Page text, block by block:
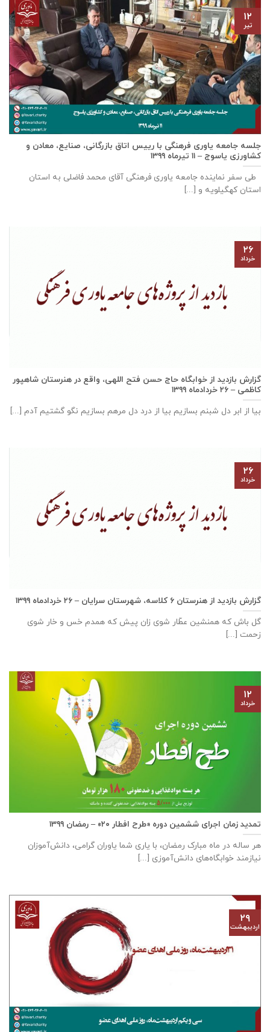
جلسه جامعه یاوری فرهنگی با رييس اتاق بازرگانی، صنايع، معادن و
كشاورزی ياسوج – ۱۱ تیرماه ۱۳۹۹
طی سفر نماینده جامعه یاوری فرهنگی آقای محمد فاضلی به استان
استان کهگیلویه و [...]
۱۲
تیر
گزارش بازديد از خوابگاه حاج حسن فتح اللهی، واقع در هنرستان شاهپور
كاظمی – ۲۶ خرداد‌ماه ۱۳۹۹
بیا از ابر دل شبنم بسازیم بیا از درد دل مرهم بسازیم نگو گشتیم آدم [...]
۲۶
خرداد
گزارش بازديد از هنرستان ٦ كلاسه، شهرستان سرايان – ۲۶ خرداد‌ماه ۱۳۹۹
گل باش که همنشین عطّار شوی زان پیش که همدم خس و خار شوی
زحمت [...]
۲۶
خرداد
تمدید زمان اجرای ششمین دوره «طرح افطار ۲۰» – رمضان ۱۳۹۹
هر ساله در ماه مبارک رمضان، با یاری شما یاوران گرامی، دانش‌آموزان
نیازمند خوابگاه‌های دانش‌آموزی [...]
۱۲
خرداد
۲۹
اردیبهشت